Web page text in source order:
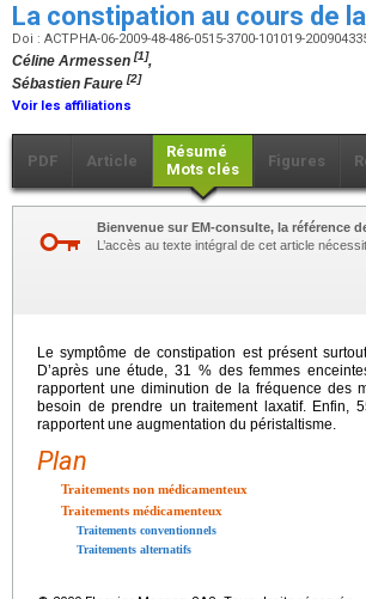
La constipation au cours de
Doi : ACTPHA-06-2009-48-486-0515-3700-101019-
Céline Armessen [1],
Sébastien Faure [2]
Voir les affiliations
PDF Article
Résumé
Mots clés
Figures
Bienvenue sur EM-consulte, la référence
L’accès au texte intégral de cet article
Le symptôme de constipation est présent
D’après une étude, 31 % des femmes
rapportent une diminution de la fréquence des
besoin de prendre un traitement laxatif. Enfin,
rapportent une augmentation du péristaltisme.
Plan
Traitements non médicamenteux
Traitements médicamenteux
Traitements conventionnels
Traitements alternatifs